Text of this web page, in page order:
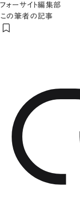
フォーサイト編集部
この筆者の記事